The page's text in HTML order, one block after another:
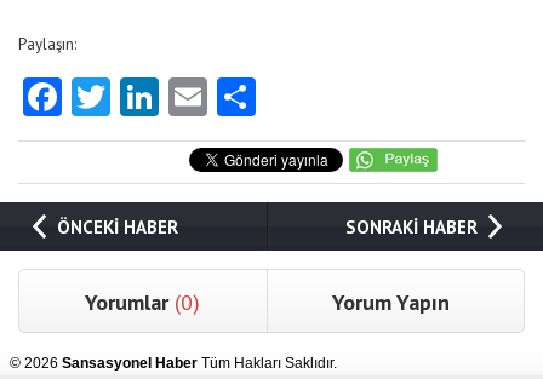
Paylaşın:
Facebook
Twitter
LinkedIn
Email
ÖNCEKİ HABER SONRAKİ HABER
Yorumlar (0) Yorum Yapın
© 2026 Sansasyonel Haber Tüm Hakları Saklıdır.